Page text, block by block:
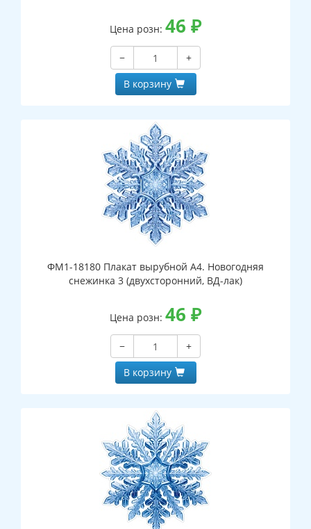
Цена розн: 46 ₽
−
+
В корзину
ФМ1-18180 Плакат вырубной А4. Новогодняя
снежинка 3 (двухсторонний, ВД-лак)
Цена розн: 46 ₽
−
+
В корзину